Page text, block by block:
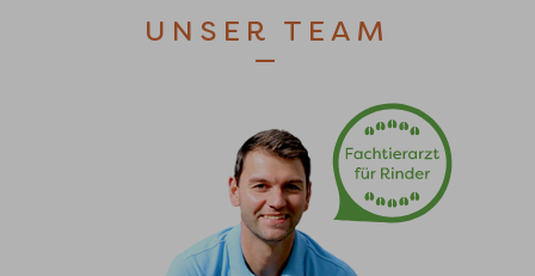
UNSER TEAM
—